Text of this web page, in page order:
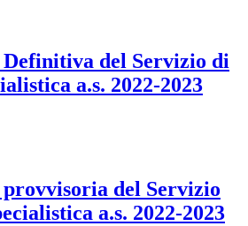
del Servizio di
a.s. 2022-2023
del Servizio
a.s. 2022-2023